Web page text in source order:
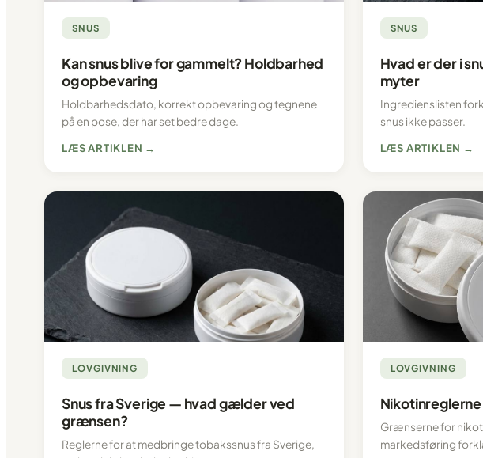
SNUS
Kan snus blive for gammelt? Holdbarhed
og opbevaring
Holdbarhedsdato, korrekt opbevaring og tegnene
på en pose, der har set bedre dage.
LÆS ARTIKLEN →
SNUS
Hvad er der i
myter
Ingredienslisten
snus ikke passer.
LÆS ARTIKLEN →
LOVGIVNING
Snus fra Sverige — hvad gælder ved
grænsen?
Reglerne for at medbringe tobakssnus fra Sverige,
LOVGIVNING
Grænserne for
markedsføring